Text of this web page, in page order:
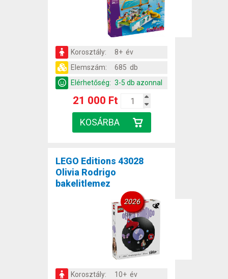
Korosztály:
8+ év
Elemszám:
685 db
Elérhetőség: 3-5 db azonnal
21 000 Ft
LEGO Editions 43028
Olivia Rodrigo
bakelitlemez
2026
Korosztály:
10+ év